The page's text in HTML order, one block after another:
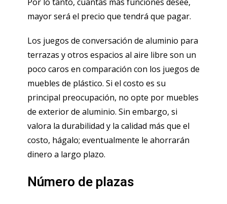
mayor será el precio que tendrá que pagar.
Los juegos de conversación de aluminio para
terrazas y otros espacios al aire libre son un
poco caros en comparación con los juegos de
muebles de plástico. Si el costo es su
principal preocupación, no opte por muebles
de exterior de aluminio. Sin embargo, si
valora la durabilidad y la calidad más que el
costo, hágalo; eventualmente le ahorrarán
dinero a largo plazo.
Número de plazas